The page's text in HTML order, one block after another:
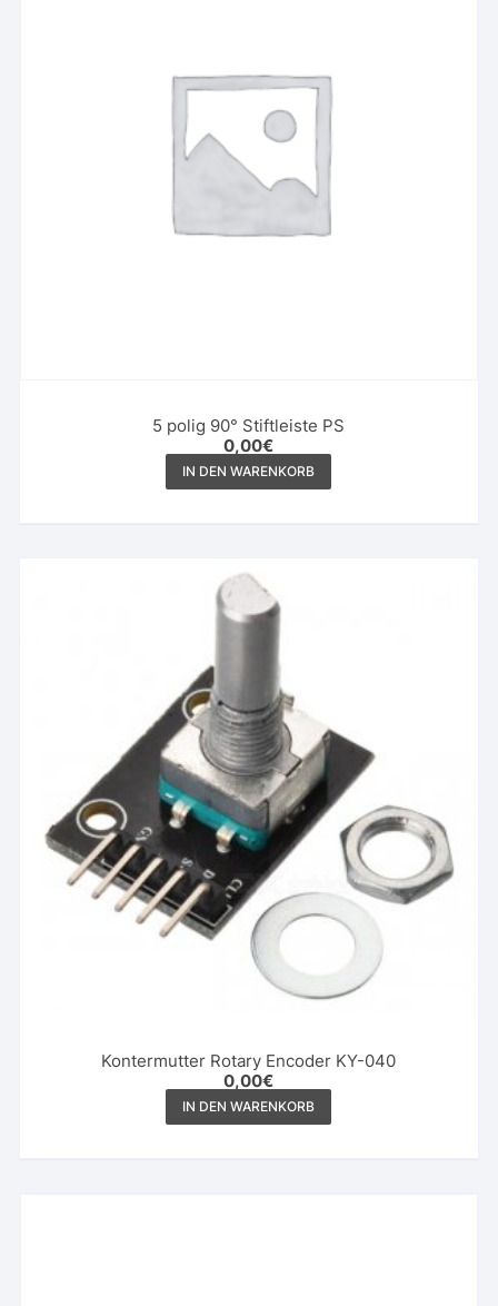
5 polig 90° Stiftleiste PS
0,00€
IN DEN WARENKORB
Kontermutter Rotary Encoder KY-040
0,00€
IN DEN WARENKORB